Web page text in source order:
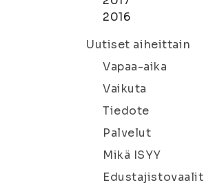
2016
Uutiset aiheittain
Vapaa-aika
Vaikuta
Tiedote
Palvelut
Mikä ISYY
Edustajistovaalit